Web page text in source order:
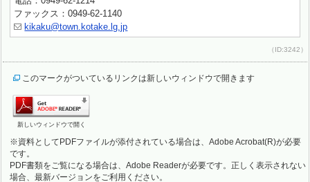
ファックス：0949-62-1140
kikaku@town.kotake.lg.jp
（ID:3242）
このマークがついているリンクは新しいウィンドウで開きます
新しいウィンドウで開く
※資料としてPDFファイルが添付されている場合は、Adobe Acrobat(R)が必要
です。
PDF書類をご覧になる場合は、Adobe Readerが必要です。正しく表示されない
場合、最新バージョンをご利用ください。